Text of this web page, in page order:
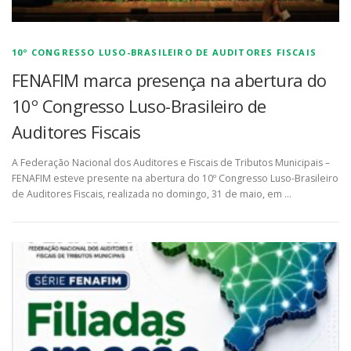
10º CONGRESSO LUSO-BRASILEIRO DE AUDITORES FISCAIS
FENAFIM marca presença na abertura do
10º Congresso Luso-Brasileiro de
Auditores Fiscais
A Federação Nacional dos Auditores e Fiscais de Tributos Municipais –
FENAFIM esteve presente na abertura do 10º Congresso Luso-Brasileiro
de Auditores Fiscais, realizada no domingo, 31 de maio, em …